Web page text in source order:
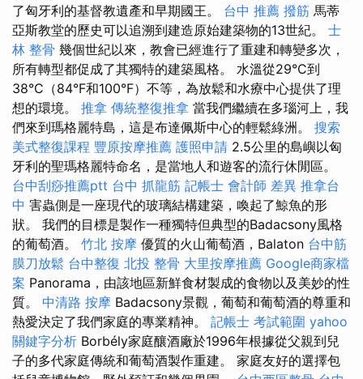
了匈牙利的基督教遺產和早期國王。 台中 推薦 撥筋 馬蒂
亞斯教堂的歷史可以追溯到建造原始建築物的13世紀。 士
林 整骨 幾個世紀以來，教會已經進行了重建和轉變多次，
所有轉型都促成了其獨特的建築風格。 水溫從29°C到
38°C（84°F和100°F）不等，為放鬆和水療中心提供了理
想的環境。 推拿 傳統整復推拿 當我們繼續在多瑙河上，我
們來到瑪格麗特島，這是布達佩斯中心的輕鬆綠洲。 搜索
美式整復課程 豐原按摩推薦 護照申請 2.5公里的島嶼以匈
牙利的聖瑪格麗特命名，是當地人和遊客的流行休閒區。
台中刮痧推薦ptt 台中 抓龍筋 記帳士 會計師 差異 推拿台
中 害蟲側是一座現代的玻璃結構建築，喚起了鯨魚的形
狀。 我們的目標是製作一種獨特但典型的Badacsony風格
的葡萄酒。 竹北 按摩 優質的火山葡萄酒，Balaton 台中筋
膜刀放鬆 台中整復 北投 整骨 大里按摩推薦 Google商家檔
案 Panorama，由該地區新鮮食材製成的食物以及美妙的性
質。 中清路 按摩 Badacsony景觀，葡萄和葡萄酒的尊重和
熱愛決定了我們家庭的專業精神。 記帳士 考試範圍 yahoo
關鍵字分析 Borbély家庭釀酒廠於1996年根據從父親到兒
子的多代家庭傳統和葡萄酒製作重建。 家庭友好的選擇包